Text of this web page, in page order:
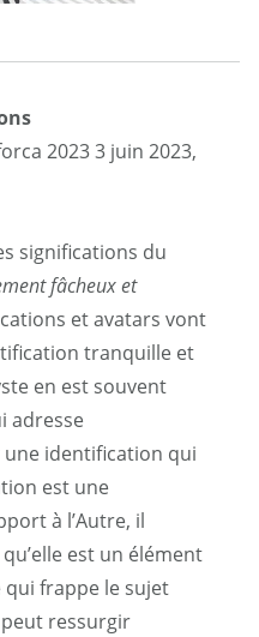
2023 3 juin 2023,
significations du
fâcheux et
et avatars vont
tranquille et
en est souvent
adresse
identification qui
est une
à l’Autre, il
est un élément
frappe le sujet
ressurgir